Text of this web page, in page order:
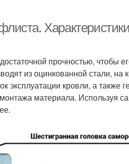
прочностью, чтобы
из оцинкованной стали,
эксплуатации кровли, а также
материала. Используя